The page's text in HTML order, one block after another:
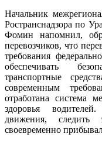
Начальник
Ространснадзора по
Фомин напомнил,
перевозчиков, что
требования
обеспечивать
транспортные
современным
отработана система
здоровья
движения,
своевременно